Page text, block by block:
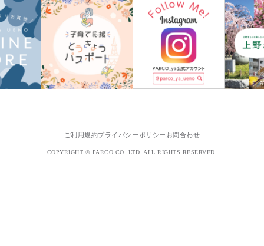
ご利用規約プライバシーポリシー お問合わせ
COPYRIGHT © PARCO.CO.,LTD. ALL RIGHTS RESERVED.